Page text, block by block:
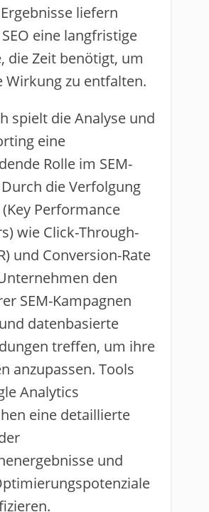
liefern
eine langfristige
die Zeit benötigt, um
Wirkung zu entfalten.
spielt die Analyse und
eine
Rolle im SEM-
Durch die Verfolgung
Performance
wie Click-Through-
und Conversion-Rate
den
SEM-Kampagnen
datenbasierte
treffen, um ihre
anzupassen. Tools
Analytics
eine detaillierte
und